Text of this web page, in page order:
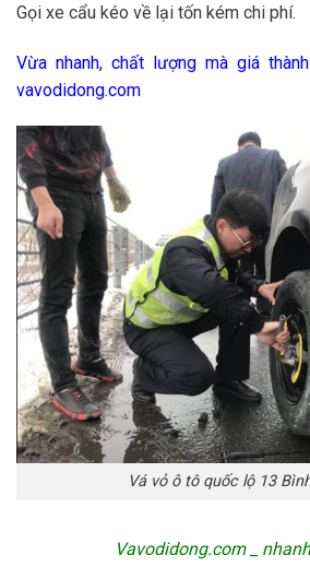
Gọi xe cẩu kéo về lại tốn kém chi phí.
Vừa nhanh, chất lượng mà giá
vavodidong.com
Vá vỏ ô tô quốc lộ 13
Vavodidong.com _